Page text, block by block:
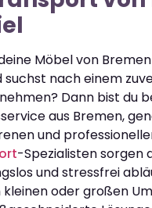
Möbel von
suchst nach einem
Dann bist du
aus Bremen,
und
-Spezialisten sorgen
und stressfrei
kleinen oder großen